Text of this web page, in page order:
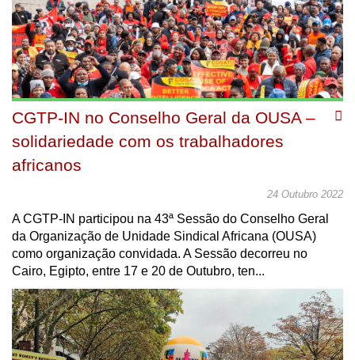
CGTP-IN no Conselho Geral da OUSA –
solidariedade com os trabalhadores
africanos
24 Outubro 2022
A CGTP-IN participou na 43ª Sessão do Conselho Geral
da Organização de Unidade Sindical Africana (OUSA)
como organização convidada. A Sessão decorreu no
Cairo, Egipto, entre 17 e 20 de Outubro, ten...